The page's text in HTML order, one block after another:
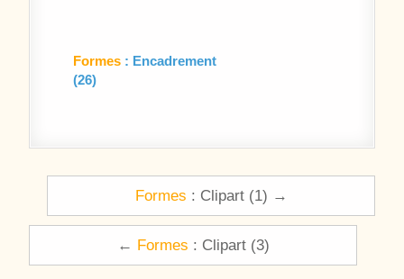
Formes : Encadrement
(26)
Navigation de l’article
Formes : Clipart (1) →
← Formes : Clipart (3)